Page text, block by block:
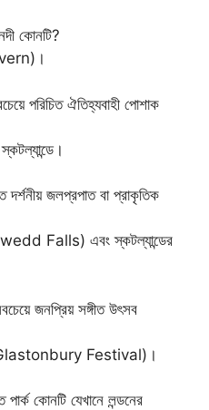
কোনটি?
পরিচিত ঐতিহ্যবাহী পোশাক
দর্শনীয় জলপ্রপাত বা প্রাকৃতিক
Falls) এবং স্কটল্যান্ডের
জনপ্রিয় সঙ্গীত উৎসব
(Glastonbury Festival)।
পার্ক কোনটি যেখানে লন্ডনের